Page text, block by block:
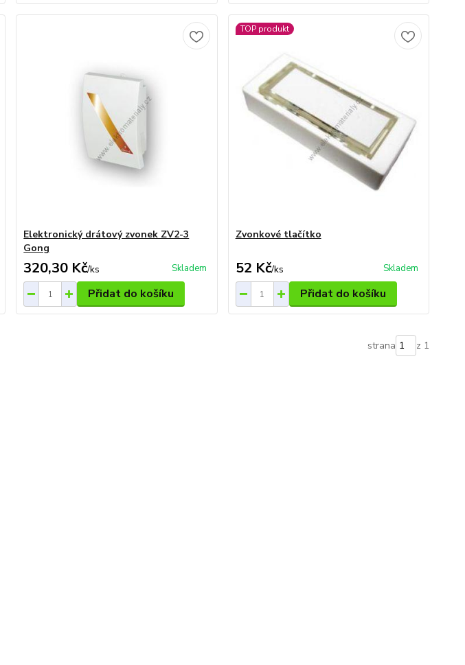
Elektronický drátový zvonek ZV2-3
Gong
320,30 Kč/ks Skladem
Přidat do košíku
TOP produkt
Zvonkové tlačítko
52 Kč/ks Skladem
Přidat do košíku
strana z 1